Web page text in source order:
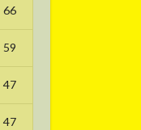
66
59
47
47